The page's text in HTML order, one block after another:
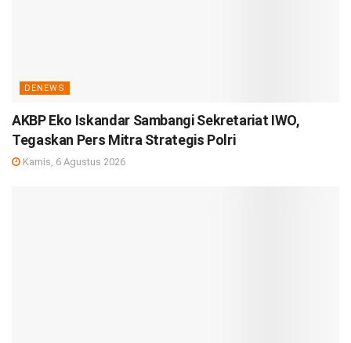
DENEWS
AKBP Eko Iskandar Sambangi Sekretariat IWO,
Tegaskan Pers Mitra Strategis Polri
Kamis, 6 Agustus 2026